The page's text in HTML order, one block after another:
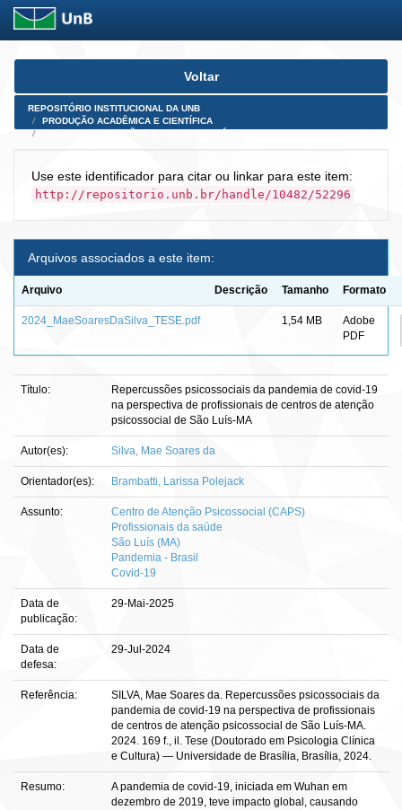
Skip
Voltar
REPOSITÓRIO INSTITUCIONAL DA UNB
PRODUÇÃO ACADÊMICA E CIENTÍFICA
Use este identificador para citar ou linkar para este item:
http://repositorio.unb.br/handle/10482/52296
Arquivos associados a este item:
Arquivo Descrição Tamanho Formato
2024_MaeSoaresDaSilva_TESE.pdf 1,54 MB
Adobe
PDF
Título:
Repercussões psicossociais da pandemia de covid-19
na perspectiva de profissionais de centros de atenção
psicossocial de São Luís-MA
Autor(es): Silva, Mae Soares da
Orientador(es): Brambatti, Larissa Polejack
Assunto:
Centro de Atenção Psicossocial (CAPS)
Profissionais da saúde
São Luís (MA)
Pandemia - Brasil
Covid-19
Data de
publicação:
29-Mai-2025
Data de
defesa:
29-Jul-2024
Referência:
SILVA, Mae Soares da. Repercussões psicossociais da
pandemia de covid-19 na perspectiva de profissionais
de centros de atenção psicossocial de São Luís-MA.
2024. 169 f., il. Tese (Doutorado em Psicologia Clínica
e Cultura) — Universidade de Brasília, Brasília, 2024.
Resumo:
A pandemia de covid-19, iniciada em Wuhan em
dezembro de 2019, teve impacto global, causando